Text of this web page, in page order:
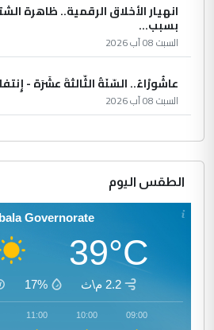
انهيار الأخلاق الرقمية.. ظاهرة
بسبب...
السبت 08 آب 2026
عاشُورْاءُ.. السّنَةُ الثّالثةَ عشَرَة -
السبت 08 آب 2026
الطقس اليوم
Governorate
39°C
2.2 م\ث 17%
09:00
10:00
11:00